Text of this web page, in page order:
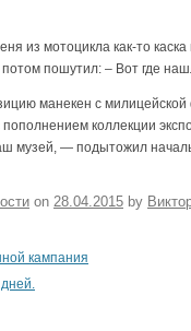
из мотоцикла как-то
пошутил: – Вот где
манекен с
коллекции
музей, — подытожил
on 28.04.2015 by
кампания